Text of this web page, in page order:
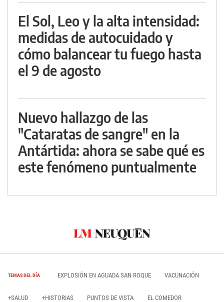
El Sol, Leo y la alta intensidad:
medidas de autocuidado y
cómo balancear tu fuego hasta
el 9 de agosto
Nuevo hallazgo de las
"Cataratas de sangre" en la
Antártida: ahora se sabe qué es
este fenómeno puntualmente
TEMAS DEL DÍA EXPLOSIÓN EN AGUADA SAN ROQUE VACUNACIÓN
+SALUD +HISTORIAS PUNTOS DE VISTA EL COMEDOR